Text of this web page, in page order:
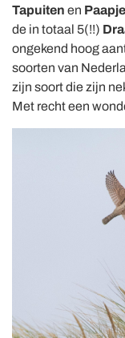
Tapuiten en
de in totaal 5(!!)
ongekend hoog
soorten van
zijn soort die zijn
Met recht een